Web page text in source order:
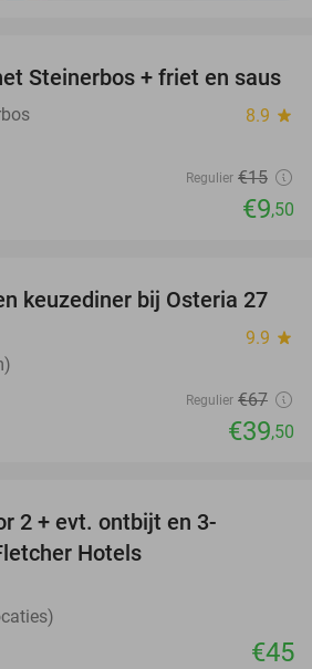
37%
Steinerbos + friet en saus
8.9 star
Regulier €15
€9,50
41%
keuzediner bij Osteria 27
9.9 star
Regulier €67
€39,50
2 + evt. ontbijt en 3-
Hotels
€45